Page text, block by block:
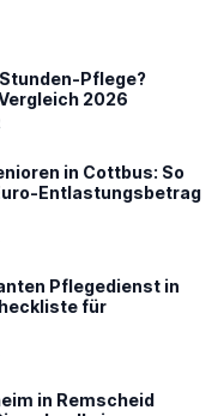
Pflege?
2026
in Cottbus: So
Entlastungsbetrag
Pflegedienst in
für
in Remscheid